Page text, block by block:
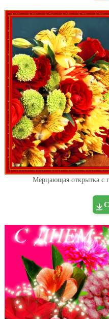
Мерцающая открытка с